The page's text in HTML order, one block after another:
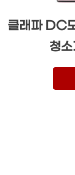
클래파 DC
청